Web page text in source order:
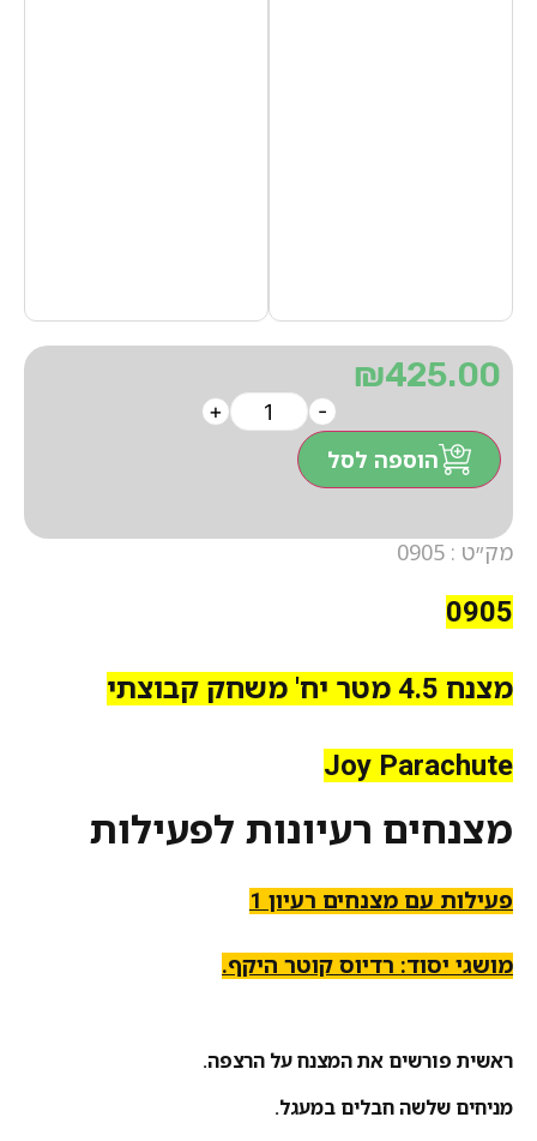
מק״ט : 0905
0905
מצנח 4.5 מטר יח' משחק קבוצתי
Joy Parachute
מצנחים רעיונות לפעילות
פעילות עם מצנחים רעיון 1
מושגי יסוד: רדיוס קוטר היקף.
ראשית פורשים את המצנח על הרצפה.
מניחים שלשה חבלים במעגל.
₪425.00
-
+
הוספה לסל